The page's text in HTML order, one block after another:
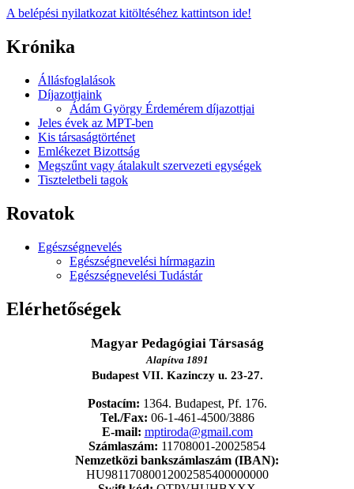
A belépési nyilatkozat kitöltéséhez kattintson ide!
Krónika
Állásfoglalások
Díjazottjaink
Ádám György Érdemérem díjazottjai
Jeles évek az MPT-ben
Kis társaságtörténet
Emlékezet Bizottság
Megszűnt vagy átalakult szervezeti egységek
Tiszteletbeli tagok
Rovatok
Egészségnevelés
Egészségnevelési hírmagazin
Egészségnevelési Tudástár
Elérhetőségek
Magyar Pedagógiai Társaság
Alapítva 1891
Budapest VII. Kazinczy u. 23-27.
Postacím: 1364. Budapest, Pf. 176.
Tel./Fax: 06-1-461-4500/3886
E-mail: mptiroda@gmail.com
Számlaszám: 11708001-20025854
Nemzetközi bankszámlaszám (IBAN):
HU98117080012002585400000000